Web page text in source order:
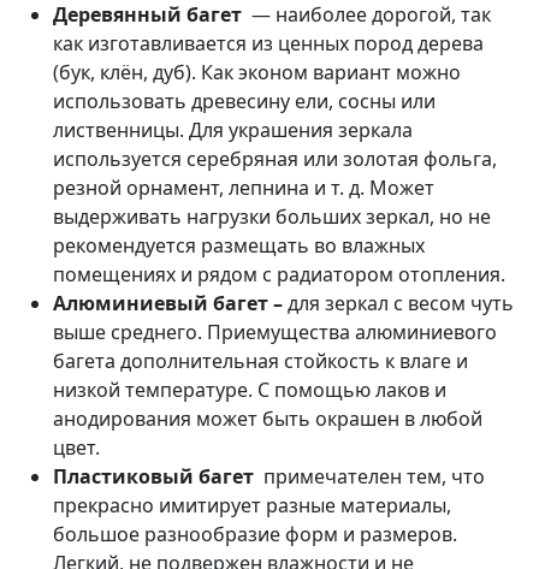
Деревянный багет — наиболее дорогой, так
как изготавливается из ценных пород дерева
(бук, клён, дуб). Как эконом вариант можно
использовать древесину ели, сосны или
лиственницы. Для украшения зеркала
используется серебряная или золотая фольга,
резной орнамент, лепнина и т. д. Может
выдерживать нагрузки больших зеркал, но не
рекомендуется размещать во влажных
помещениях и рядом с радиатором отопления.
Алюминиевый багет –для зеркал с весом чуть
выше среднего. Приемущества алюминиевого
багета дополнительная стойкость к влаге и
низкой температуре. С помощью лаков и
анодирования может быть окрашен в любой
цвет.
Пластиковый багет примечателен тем, что
прекрасно имитирует разные материалы,
большое разнообразие форм и размеров.
Легкий, не подвержен влажности и не